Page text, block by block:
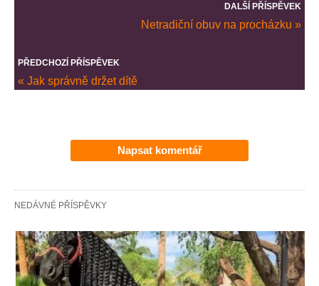
DALŠÍ PŘÍSPĚVEK
Netradiční obuv na procházku »
PŘEDCHOZÍ PŘÍSPĚVEK
« Jak správně držet dítě
Napsat komentář
NEDÁVNÉ PŘÍSPĚVKY